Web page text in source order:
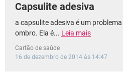
Capsulite adesiva
a capsulite adesiva é um
ombro. Ela é... Leia mais
Cartão de saúde
16 de dezembro de 2014 às 14:47